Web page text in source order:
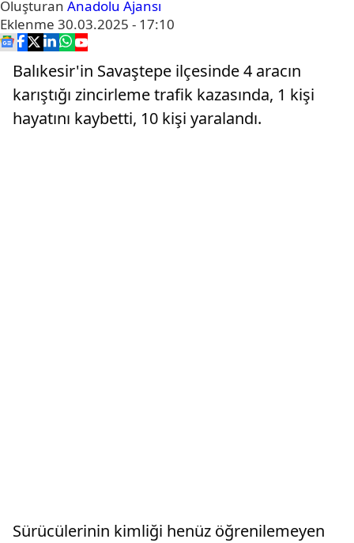
Oluşturan Anadolu Ajansı
Eklenme 30.03.2025 - 17:10
Balıkesir'in Savaştepe ilçesinde 4 aracın
karıştığı zincirleme trafik kazasında, 1 kişi
hayatını kaybetti, 10 kişi yaralandı.
Sürücülerinin kimliği henüz öğrenilemeyen